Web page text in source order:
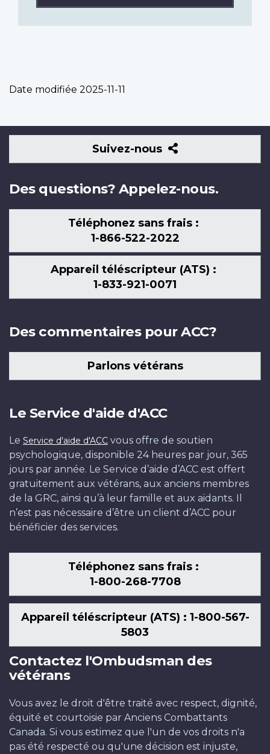
Date modifiée 2025-11-11
Suivez-nous
Suivez-
nous
Des questions? Appelez-nous.
Téléphonez sans frais :
1-866-522-2022
Appareil téléscripteur (ATS) :
1-833-921-0071
Des commentaires pour ACC?
Parlons vétérans
Le Service d'aide d'ACC
Le Service d'aide d'ACC vous offre de soutien
psychologique, disponible 24 heures par jour, 365
jours par année. Le Service d’aide d’ACC est offert
gratuitement aux vétérans, aux anciens membres
de la GRC, ainsi qu’à leur famille et aux aidants. Il
n’est pas nécessaire d’être un client d’ACC pour
bénéficier des services.
Téléphonez sans frais :
1-800-268-7708
Appareil téléscripteur (ATS) : 1-800-567-
5803
Contactez l'Ombudsman des
vétérans
Vous avez le droit d'être traité avec respect, dignité,
équité et courtoisie par Anciens Combattants
Canada. Si vous estimez que l'un de vos droits n'a
pas été respecté ou qu'une décision est injuste,